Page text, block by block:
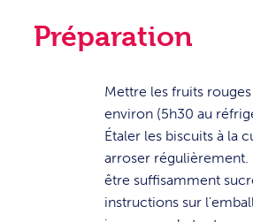
Préparation
Mettre les fruits
environ (5h30 au
Étaler les biscuits à la
arroser régulièrement.
être suffisamment
instructions sur